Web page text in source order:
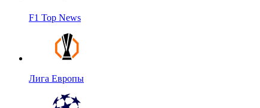
F1 Top News
Лига Европы